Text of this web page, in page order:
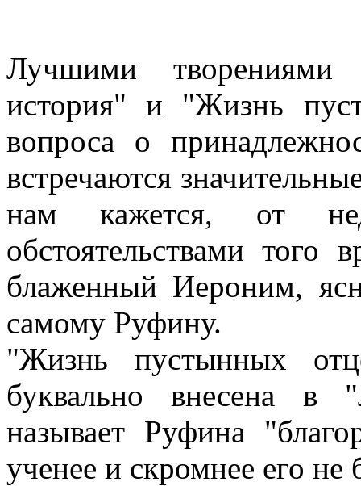
Лучшими творениями
история" и "Жизнь
вопроса о
встречаются
нам кажется, от
обстоятельствами того
блаженный Иероним,
самому Руфину.
"Жизнь пустынных
буквально внесена в
называет Руфина
ученее и скромнее его